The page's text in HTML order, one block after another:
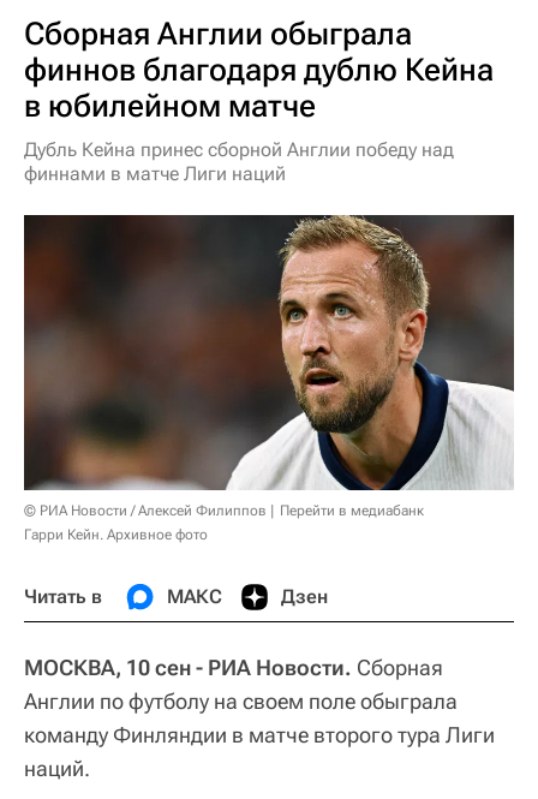
Сборная Англии обыграла
финнов благодаря дублю Кейна
в юбилейном матче
Дубль Кейна принес сборной Англии победу над
финнами в матче Лиги наций
© РИА Новости / Алексей Филиппов
Перейти в медиабанк
Гарри Кейн. Архивное фото
Читать в МАКС Дзен
МОСКВА, 10 сен - РИА Новости. Сборная
Англии по футболу на своем поле обыграла
команду Финляндии в матче второго тура Лиги
наций.